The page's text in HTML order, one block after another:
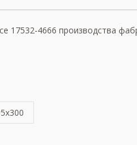
17532-4666 производства